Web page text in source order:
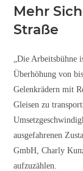
Mehr
Straße
„Die
Überhöhung von
Gelenkrädern mit
Gleisen zu
ausgefahrenen
GmbH, Charly
aufzuzählen.